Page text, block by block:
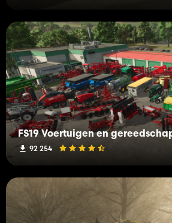
92 254